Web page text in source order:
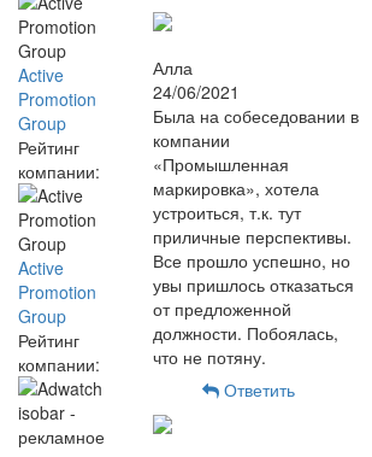
Active
Promotion
Group
Рейтинг
компании:
Active
Promotion
Group
Рейтинг
компании:
Алла
24/06/2021
Была на собеседовании в
компании
«Промышленная
маркировка», хотела
устроиться, т.к. тут
приличные перспективы.
Все прошло успешно, но
увы пришлось отказаться
от предложенной
должности. Побоялась,
что не потяну.
Ответить